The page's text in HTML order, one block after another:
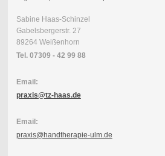
Sabine Haas-Schinzel
Gabelsbergerstr. 27
89264 Weißenhorn
Tel. 07309 - 42 99 88
Email:
praxis@tz-haas.de
Email:
praxis@handtherapie-ulm.de